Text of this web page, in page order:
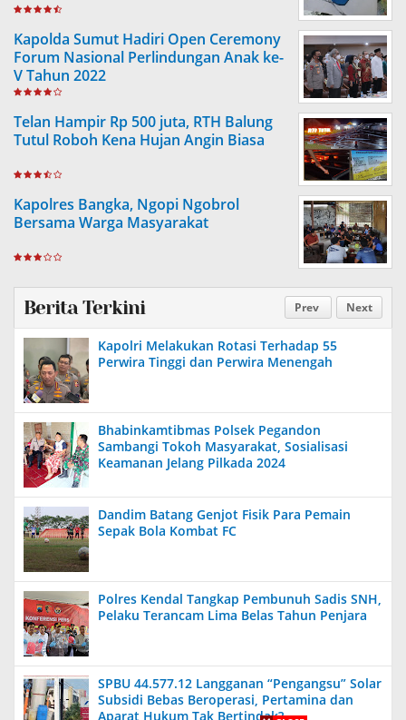
Kapolda Sumut Hadiri Open Ceremony
Forum Nasional Perlindungan Anak ke-
V Tahun 2022
Telan Hampir Rp 500 juta, RTH Balung
Tutul Roboh Kena Hujan Angin Biasa
Kapolres Bangka, Ngopi Ngobrol
Bersama Warga Masyarakat
Prev Next
Berita Terkini
Kapolri Melakukan Rotasi Terhadap 55
Perwira Tinggi dan Perwira Menengah
Bhabinkamtibmas Polsek Pegandon
Sambangi Tokoh Masyarakat, Sosialisasi
Keamanan Jelang Pilkada 2024
Dandim Batang Genjot Fisik Para Pemain
Sepak Bola Kombat FC
Polres Kendal Tangkap Pembunuh Sadis SNH,
Pelaku Terancam Lima Belas Tahun Penjara
SPBU 44.577.12 Langganan “Pengangsu” Solar
Subsidi Bebas Beroperasi, Pertamina dan
Aparat Hukum Tak Bertindak?